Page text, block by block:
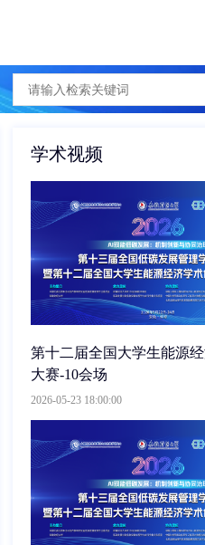
学术视频
第十二届全国大学生能源
大赛-10会场
2026-05-23 18:00:00